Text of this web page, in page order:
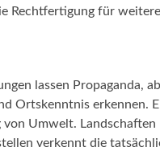
Rechtfertigung für
lassen Propaganda,
Ortskenntnis erkennen.
von Umwelt.
verkennt die